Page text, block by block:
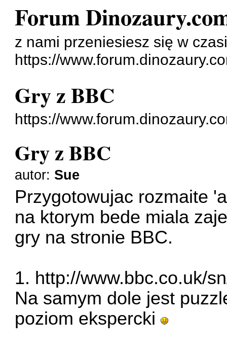
Forum
z nami przeniesiesz się w
https://
Gry z BBC
https://
Gry z BBC
autor: Sue
Przygotowujac rozmaite
na ktorym bede miala
gry na stronie BBC.
1. http://www.bbc.co.uk/
Na samym dole jest
poziom ekspercki